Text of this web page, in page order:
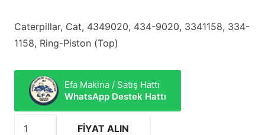
Caterpillar, Cat, 4349020, 434-9020, 3341158, 334-
1158, Ring-Piston (Top)
Efa Makina / Satış Hattı
WhatsApp Destek Hattı
4349020
FIYAT ALIN